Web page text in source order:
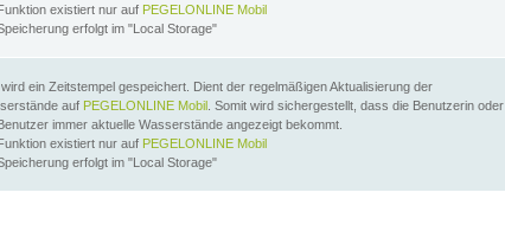
existiert nur auf PEGELONLINE Mobil
erfolgt im "Local Storage"
ein Zeitstempel gespeichert. Dient der regelmäßigen Aktualisierung der
auf PEGELONLINE Mobil . Somit wird sichergestellt, dass die Benutzerin oder
immer aktuelle Wasserstände angezeigt bekommt.
existiert nur auf PEGELONLINE Mobil
erfolgt im "Local Storage"